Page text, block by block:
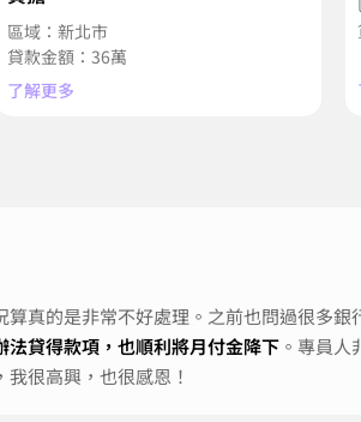
區域：新北市
貸款金額：36萬
了解更多
真的是非常不好處理。之前也問過很多
法貸得款項，也順利將月付金降下 。專員
很高興，也很感恩！